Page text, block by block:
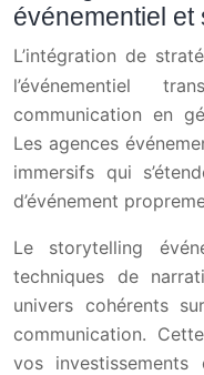
événementiel et
L’intégration de
l’événementiel
communication en
Les agences
immersifs qui
d’événement
Le storytelling
techniques de
univers cohérents
communication.
vos investissements